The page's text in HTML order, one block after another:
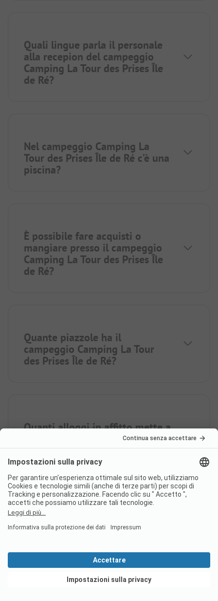
Quali lingue parla il personale
alla recepion del campeggio
Camping La Tour des Prises Île
de Ré?
Nel campeggio Camping La
Tour des Prises Île de Ré c’è una
piscina?
È possibile fare acquisti o
mangiare presso il campeggio
Camping La Tour des Prises Île
de Ré?
Quante piazzole ha il
campeggio Camping La Tour
des Prises Île de Ré?
Quanti alloggi in affitto mette a
disposizione il campeggio
Camping La Tour des Prises Île
de Ré?
Quanto dista il centro abitato
Camping La Tour des Prises Île
Vedi offerte